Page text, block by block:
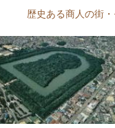
歴史ある商人の街